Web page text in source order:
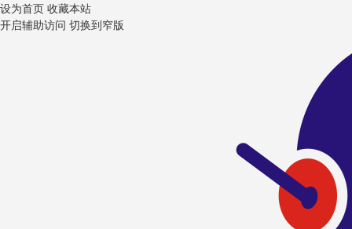
设为首页 收藏本站
开启辅助访问 切换到窄版